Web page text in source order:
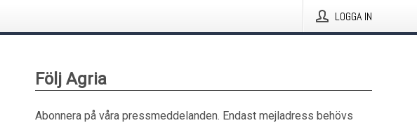
LOGGA IN
Följ Agria
Abonnera på våra pressmeddelanden. Endast mejladress behövs